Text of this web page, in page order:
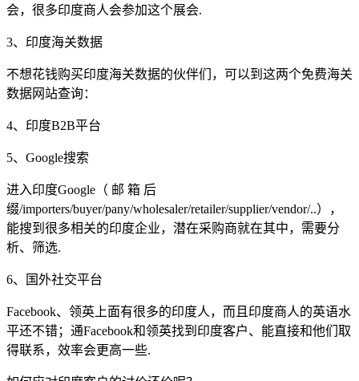
会，很多印度商人会参加这个展会.
3、印度海关数据
不想花钱购买印度海关数据的伙伴们，可以到这两个免费海关
数据网站查询：
4、印度B2B平台
5、Google搜索
进入印度Google（ 邮 箱 后
缀/importers/buyer/pany/wholesaler/retailer/supplier/vendor/..），
能搜到很多相关的印度企业，潜在采购商就在其中，需要分
析、筛选.
6、国外社交平台
Facebook、领英上面有很多的印度人，而且印度商人的英语水
平还不错；通Facebook和领英找到印度客户、能直接和他们取
得联系，效率会更高一些.